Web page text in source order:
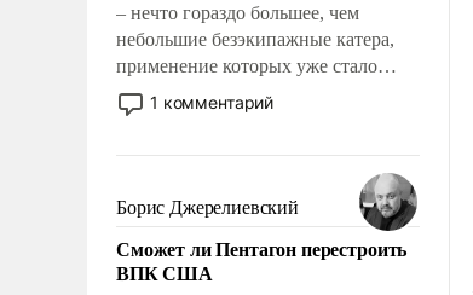
– нечто гораздо большее, чем
небольшие безэкипажные катера,
применение которых уже стало
обыденностью. Задача по созданию
такого корабля очень сложна и
реализация радикально поднимет
наши боевые возможности.
1 комментарий
Борис Джерелиевский
Сможет ли Пентагон перестроить
ВПК США